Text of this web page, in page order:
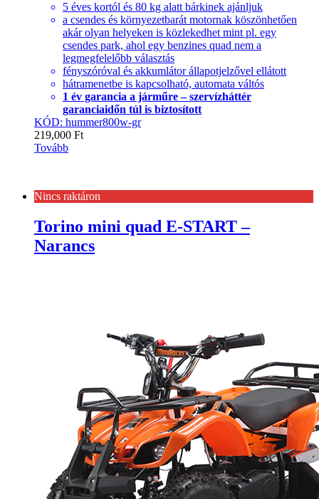
5 éves kortól és 80 kg alatt bárkinek ajánljuk
a csendes és környezetbarát motornak köszönhetően
akár olyan helyeken is közlekedhet mint pl. egy
csendes park, ahol egy benzines quad nem a
legmegfelelőbb választás
fényszóróval és akkumlátor állapotjelzővel ellátott
hátramenetbe is kapcsolható, automata váltós
1 év garancia a járműre – szervízháttér
garanciaidőn túl is biztosított
KÓD: hummer800w-gr
219,000 Ft
Tovább
Nincs raktáron
Torino mini quad E-START –
Narancs